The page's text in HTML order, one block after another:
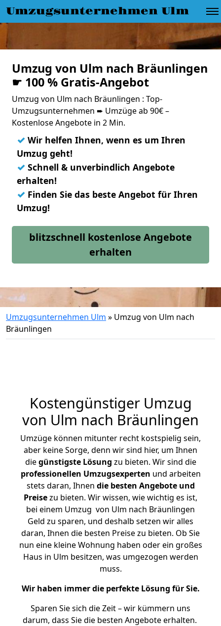
Umzugsunternehmen Ulm
Umzug von Ulm nach Bräunlingen
☛ 100 % Gratis-Angebot
Umzug von Ulm nach Bräunlingen : Top-
Umzugsunternehmen ➨ Umzüge ab 90€ –
Kostenlose Angebote in 2 Min.
✓ Wir helfen Ihnen, wenn es um Ihren
Umzug geht!
✓ Schnell & unverbindlich Angebote
erhalten!
✓ Finden Sie das beste Angebot für Ihren
Umzug!
blitzschnell kostenlose Angebote
erhalten
Umzugsunternehmen Ulm » Umzug von Ulm nach
Bräunlingen
Kostengünstiger Umzug
von Ulm nach Bräunlingen
Umzüge können mitunter recht kostspielig sein,
aber keine Sorge, denn wir sind hier, um Ihnen
diegünstigste Lösung zu bieten. Wir sind die
professionellen Umzugsexperten und arbeiten
stets daran, Ihnen die besten Angebote und
Preisezu bieten. Wir wissen, wie wichtig es ist,
bei einem Umzug von Ulm nach Bräunlingen
Geld zu sparen, und deshalb setzen wir alles
daran, Ihnen die besten Preise zu bieten. Ob Sie
nun eine kleine Wohnung haben oder ein großes
Haus in Ulm besitzen, was umgezogen werden
muss.
Wir haben immer die perfekte Lösung für Sie.
Sparen Sie sich die Zeit – wir kümmern uns
darum, dass Sie die besten Angebote erhalten.